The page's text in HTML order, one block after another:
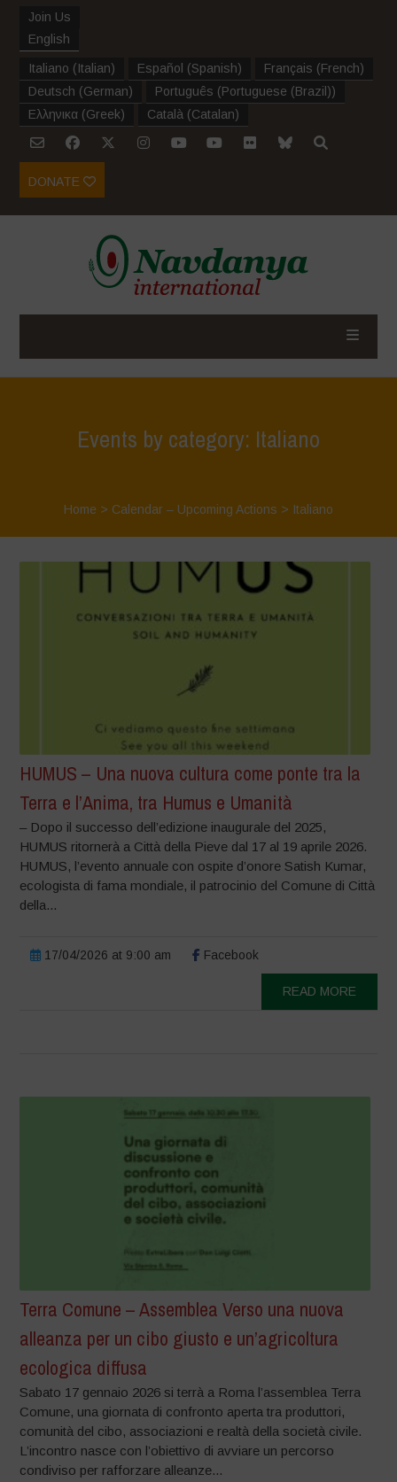
Join Us
English
Italiano (Italian) Español (Spanish) Français (French)
Deutsch (German) Português (Portuguese (Brazil))
Ελληνικα (Greek) Català (Catalan)
DONATE
Events by category: Italiano
Home > Calendar – Upcoming Actions > Italiano
HUMUS – Una nuova cultura come ponte tra la
Terra e l’Anima, tra Humus e Umanità
– Dopo il successo dell’edizione inaugurale del 2025,
HUMUS ritornerà a Città della Pieve dal 17 al 19 aprile 2026.
HUMUS, l’evento annuale con ospite d’onore Satish Kumar,
ecologista di fama mondiale, il patrocinio del Comune di Città
della...
17/04/2026 at 9:00 am Facebook
READ MORE
Terra Comune – Assemblea Verso una nuova
alleanza per un cibo giusto e un’agricoltura
ecologica diffusa
Sabato 17 gennaio 2026 si terrà a Roma l’assemblea Terra
Comune, una giornata di confronto aperta tra produttori,
comunità del cibo, associazioni e realtà della società civile.
L’incontro nasce con l’obiettivo di avviare un percorso
condiviso per rafforzare alleanze...